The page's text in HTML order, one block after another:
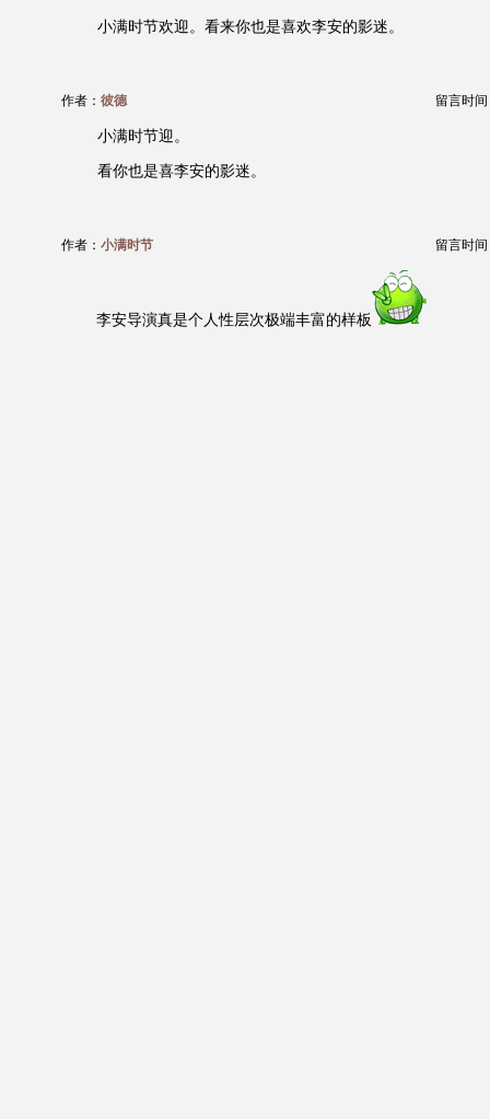
小满时节欢迎。看来你也是喜欢李安的影迷。
作者： 彼德 留言时间
小满时节迎。
看你也是喜李安的影迷。
作者： 小满时节 留言时间
李安导演真是个人性层次极端丰富的样板